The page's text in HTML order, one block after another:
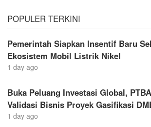
POPULER TERKINI
Pemerintah Siapkan Insentif Baru
Ekosistem Mobil Listrik Nikel
1 day ago
Buka Peluang Investasi Global,
Validasi Bisnis Proyek Gasifikasi
1 day ago